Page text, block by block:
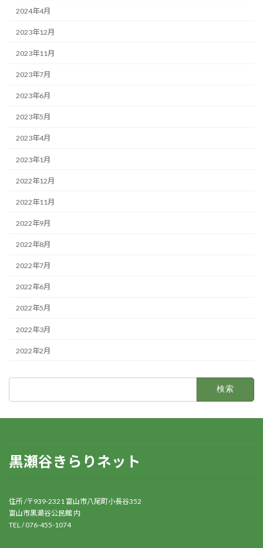
2024年4月
2023年12月
2023年11月
2023年7月
2023年6月
2023年5月
2023年4月
2023年1月
2022年12月
2022年11月
2022年9月
2022年8月
2022年7月
2022年6月
2022年5月
2022年3月
2022年2月
黒瀬谷きらりネット
住所 /〒939-2321 富山市八尾町小長谷352
富山市黒瀬谷公民館 内
TEL / 076-455-1074